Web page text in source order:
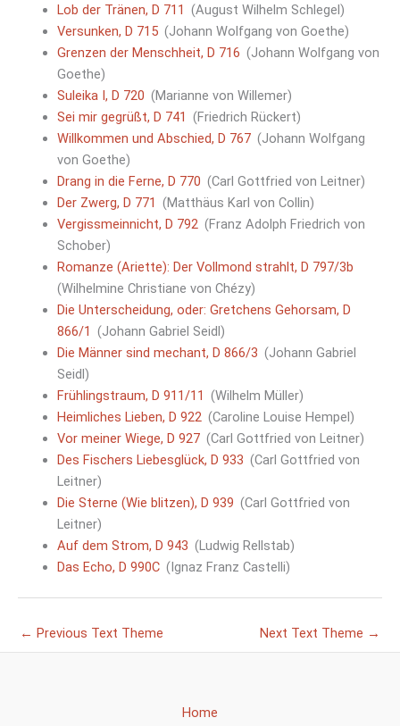
Lob der Tränen, D 711 (August Wilhelm Schlegel)
Versunken, D 715(Johann Wolfgang von Goethe)
Grenzen der Menschheit, D 716 (Johann Wolfgang von
Goethe)
Suleika I, D 720 (Marianne von Willemer)
Sei mir gegrüßt, D 741 (Friedrich Rückert)
Willkommen und Abschied, D 767(Johann Wolfgang
von Goethe)
Drang in die Ferne, D 770 (Carl Gottfried von Leitner)
Der Zwerg, D 771 (Matthäus Karl von Collin)
Vergissmeinnicht, D 792(Franz Adolph Friedrich von
Schober)
Romanze (Ariette): Der Vollmond strahlt, D 797/3b
(Wilhelmine Christiane von Chézy)
Die Unterscheidung, oder: Gretchens Gehorsam, D
866/1 (Johann Gabriel Seidl)
Die Männer sind mechant, D 866/3 (Johann Gabriel
Seidl)
Frühlingstraum, D 911/11 (Wilhelm Müller)
Heimliches Lieben, D 922(Caroline Louise Hempel)
Vor meiner Wiege, D 927(Carl Gottfried von Leitner)
Des Fischers Liebesglück, D 933 (Carl Gottfried von
Leitner)
Die Sterne (Wie blitzen), D 939 (Carl Gottfried von
Leitner)
Auf dem Strom, D 943 (Ludwig Rellstab)
Das Echo, D 990C(Ignaz Franz Castelli)
← Previous Text Theme Next Text Theme →
Home